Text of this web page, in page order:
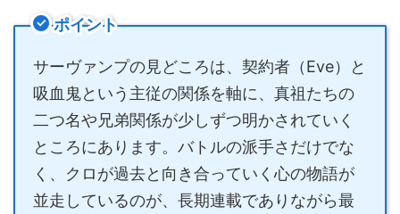
ポイント
サーヴァンプの見どころは、契約者（Eve）と
吸血鬼という主従の関係を軸に、真祖たちの
二つ名や兄弟関係が少しずつ明かされていく
ところにあります。バトルの派手さだけでな
く、クロが過去と向き合っていく心の物語が
並走しているのが、長期連載でありながら最